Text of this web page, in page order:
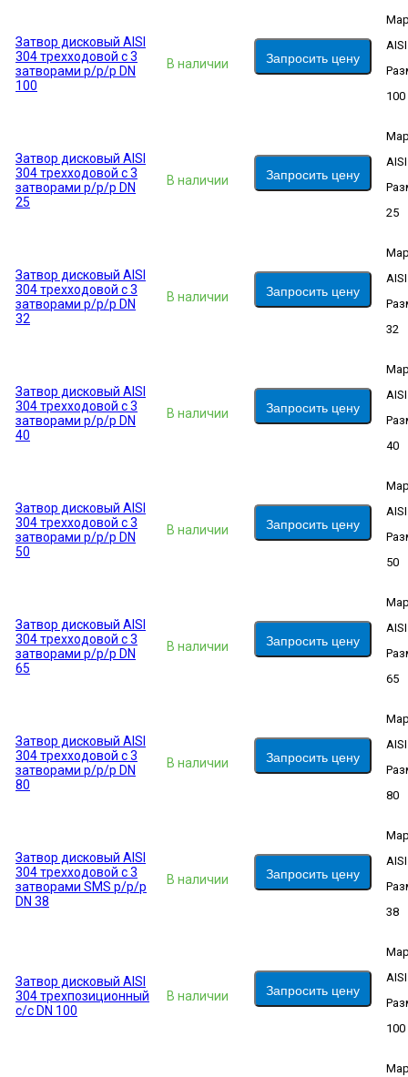
Затвор дисковый AISI
304 трехходовой с 3
затворами р/р/р DN
100
В наличии Запросить цену
100
Затвор дисковый AISI
304 трехходовой с 3
затворами р/р/р DN
25
В наличии Запросить цену
25
Затвор дисковый AISI
304 трехходовой с 3
затворами р/р/р DN
32
В наличии Запросить цену
32
Затвор дисковый AISI
304 трехходовой с 3
затворами р/р/р DN
40
В наличии Запросить цену
40
Затвор дисковый AISI
304 трехходовой с 3
затворами р/р/р DN
50
В наличии Запросить цену
50
Затвор дисковый AISI
304 трехходовой с 3
затворами р/р/р DN
65
В наличии Запросить цену
65
Затвор дисковый AISI
304 трехходовой с 3
затворами р/р/р DN
80
В наличии Запросить цену
80
Затвор дисковый AISI
304 трехходовой с 3
затворами SMS р/р/р
DN 38
В наличии Запросить цену
38
Затвор дисковый AISI
304 трехпозиционный
c/c DN 100
В наличии Запросить цену
100